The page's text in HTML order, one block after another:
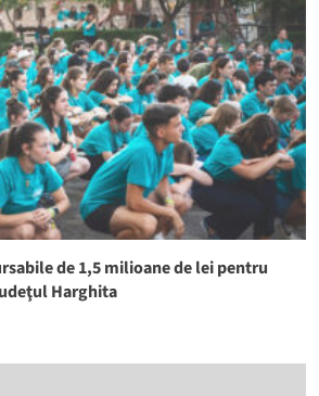
de 1,5 milioane de lei pentru
Harghita